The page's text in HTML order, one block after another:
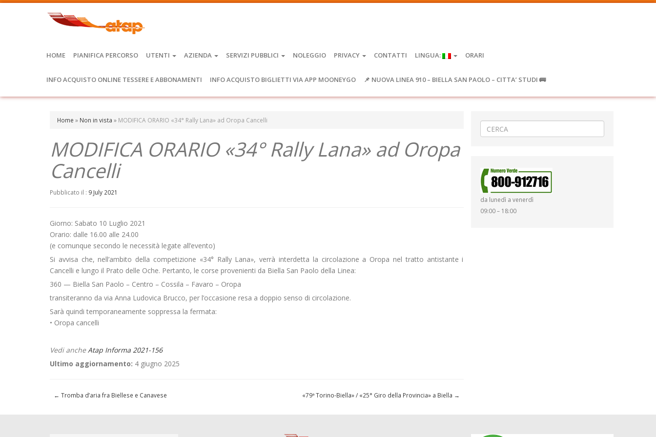
HOME PIANIFICA PERCORSO UTENTI AZIENDA SERVIZI PUBBLICI NOLEGGIO PRIVACY CONTATTI LINGUA: ORARI
INFO ACQUISTO ONLINE TESSERE E ABBONAMENTI INFO ACQUISTO BIGLIETTI VIA APP MOONEYGO 📌 NUOVA LINEA 910 – BIELLA SAN PAOLO – CITTA’ STUDI 🚌
Home » Non in vista » MODIFICA ORARIO «34° Rally Lana» ad Oropa Cancelli
MODIFICA ORARIO «34° Rally Lana» ad Oropa
Cancelli
Pubblicato il : 9 July 2021
Giorno: Sabato 10 Luglio 2021
Orario: dalle 16.00 alle 24.00
(e comunque secondo le necessità legate all’evento)
Si avvisa che, nell’ambito della competizione «34° Rally Lana», verrà interdetta la circolazione a Oropa nel tratto antistante i
Cancelli e lungo il Prato delle Oche. Pertanto, le corse provenienti da Biella San Paolo della Linea:
360 — Biella San Paolo – Centro – Cossila – Favaro – Oropa
transiteranno da via Anna Ludovica Brucco, per l’occasione resa a doppio senso di circolazione.
Sarà quindi temporaneamente soppressa la fermata:
• Oropa cancelli
Vedi ancheAtap Informa 2021-156
Ultimo aggiornamento: 4 giugno 2025
← Tromba d’aria fra Biellese e Canavese «79ª Torino-Biella» / «25° Giro della Provincia» a Biella →
da lunedì a venerdì
09:00 – 18:00